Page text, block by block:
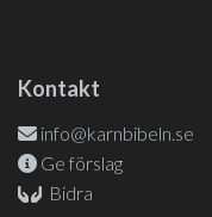
Kontakt
info@karnbibeln.se
Ge förslag
Bidra